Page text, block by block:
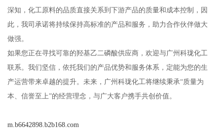
深知，化工原料的品质直接关系到下游产品的质量和成本控制，因
此，我司承诺将持续保持高标准的产品和服务，助力合作伙伴做大
做强。
如果您正在寻找可靠的羟基乙二磷酸供应商，欢迎与广州科珑化工
联系。我们坚信，依托我们的产品优势和服务体系，定能为您的生
产运营带来卓越的提升。未来，广州科珑化工将继续秉承“质量为
本、信誉至上”的经营理念，与广大客户携手共创价值。
m.b6642898.b2b168.com